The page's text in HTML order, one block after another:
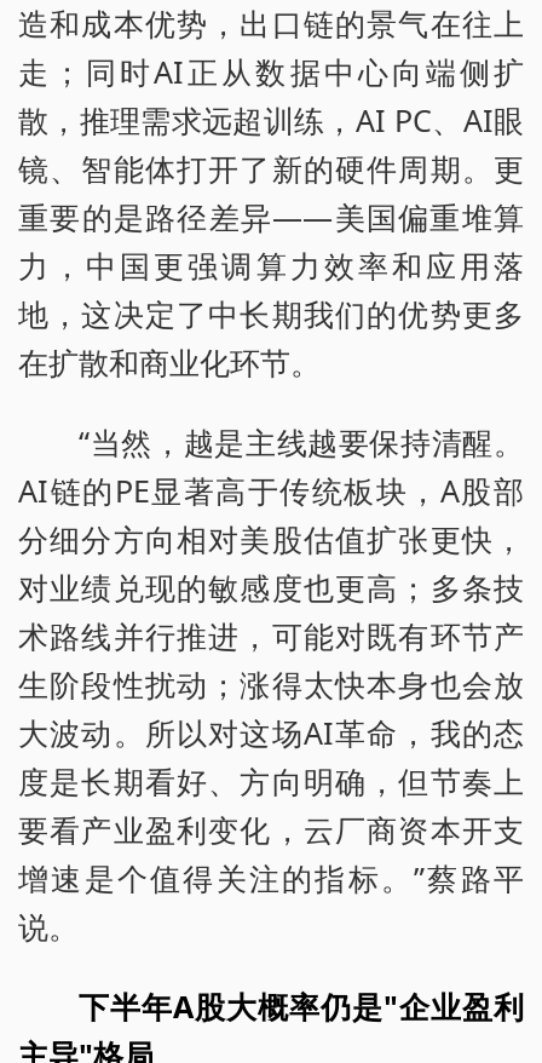
造和成本优势，出口链的景气在往上
走；同时AI正从数据中心向端侧扩
散，推理需求远超训练，AI PC、AI眼
镜、智能体打开了新的硬件周期。更
重要的是路径差异——美国偏重堆算
力，中国更强调算力效率和应用落
地，这决定了中长期我们的优势更多
在扩散和商业化环节。
“当然，越是主线越要保持清醒。
AI链的PE显著高于传统板块，A股部
分细分方向相对美股估值扩张更快，
对业绩兑现的敏感度也更高；多条技
术路线并行推进，可能对既有环节产
生阶段性扰动；涨得太快本身也会放
大波动。所以对这场AI革命，我的态
度是长期看好、方向明确，但节奏上
要看产业盈利变化，云厂商资本开支
增速是个值得关注的指标。”蔡路平
说。
下半年A股大概率仍是"企业盈利
主导"格局